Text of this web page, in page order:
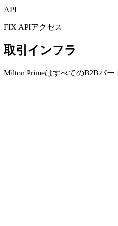
API
FIX APIアクセス
取引インフラ
Milton PrimeはすべてのB2Bパ